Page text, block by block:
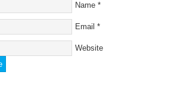
Name *
Email *
Website